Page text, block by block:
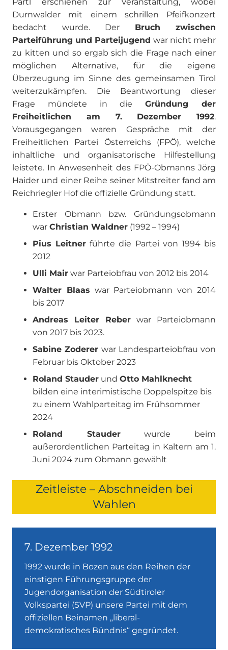
Partl erschienen zur Veranstaltung, wobei
Durnwalder mit einem schrillen Pfeifkonzert
bedacht wurde. Der Bruch zwischen
Parteiführung und Parteijugend war nicht mehr
zu kitten und so ergab sich die Frage nach einer
möglichen Alternative, für die eigene
Überzeugung im Sinne des gemeinsamen Tirol
weiterzukämpfen. Die Beantwortung dieser
Frage mündete in dieGründung der
Freiheitlichen am 7. Dezember 1992.
Vorausgegangen waren Gespräche mit der
Freiheitlichen Partei Österreichs (FPÖ), welche
inhaltliche und organisatorische Hilfestellung
leistete. In Anwesenheit des FPÖ-Obmanns Jörg
Haider und einer Reihe seiner Mitstreiter fand am
Reichriegler Hof die offizielle Gründung statt.
Erster Obmann bzw. Gründungsobmann
war Christian Waldner (1992 – 1994)
Pius Leitner führte die Partei von 1994 bis
2012
Ulli Mair war Parteiobfrau von 2012 bis 2014
Walter Blaas war Parteiobmann von 2014
bis 2017
Andreas Leiter Reber war Parteiobmann
von 2017 bis 2023.
Sabine Zoderer war Landesparteiobfrau von
Februar bis Oktober 2023
Roland Stauder und Otto Mahlknecht
bilden eine interimistische Doppelspitze bis
zu einem Wahlparteitag im Frühsommer
2024
Roland Stauderwurde beim
außerordentlichen Parteitag in Kaltern am 1.
Juni 2024 zum Obmann gewählt
Zeitleiste – Abschneiden bei
Wahlen
7. Dezember 1992
1992 wurde in Bozen aus den Reihen der
einstigen Führungsgruppe der
Jugendorganisation der Südtiroler
Volkspartei (SVP) unsere Partei mit dem
offiziellen Beinamen „liberal-
demokratisches Bündnis“ gegründet.